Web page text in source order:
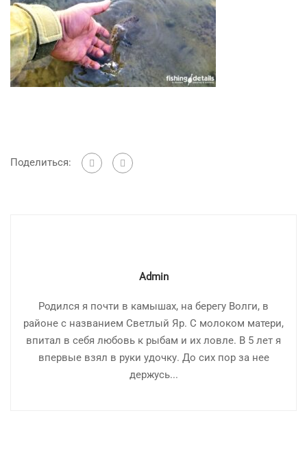
Поделиться:
Admin
Родился я почти в камышах, на берегу Волги, в
районе с названием Светлый Яр. С молоком матери,
впитал в себя любовь к рыбам и их ловле. В 5 лет я
впервые взял в руки удочку. До сих пор за нее
держусь...